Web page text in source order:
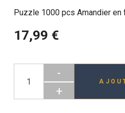
Puzzle 1000 pcs Amandier en
17,99 €
-
+